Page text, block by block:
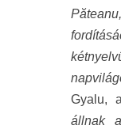
Pă
Gyalu,
állnak